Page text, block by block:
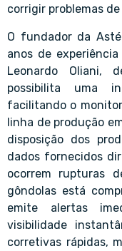
corrigir problemas
O fundador da
anos de
Leonardo Oliani,
possibilita uma
facilitando o
linha de produção
disposição dos
dados fornecidos
ocorrem rupturas
gôndolas está
emite alertas
visibilidade
corretivas rápidas,